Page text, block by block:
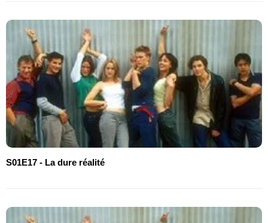
S01E17 - La dure réalité